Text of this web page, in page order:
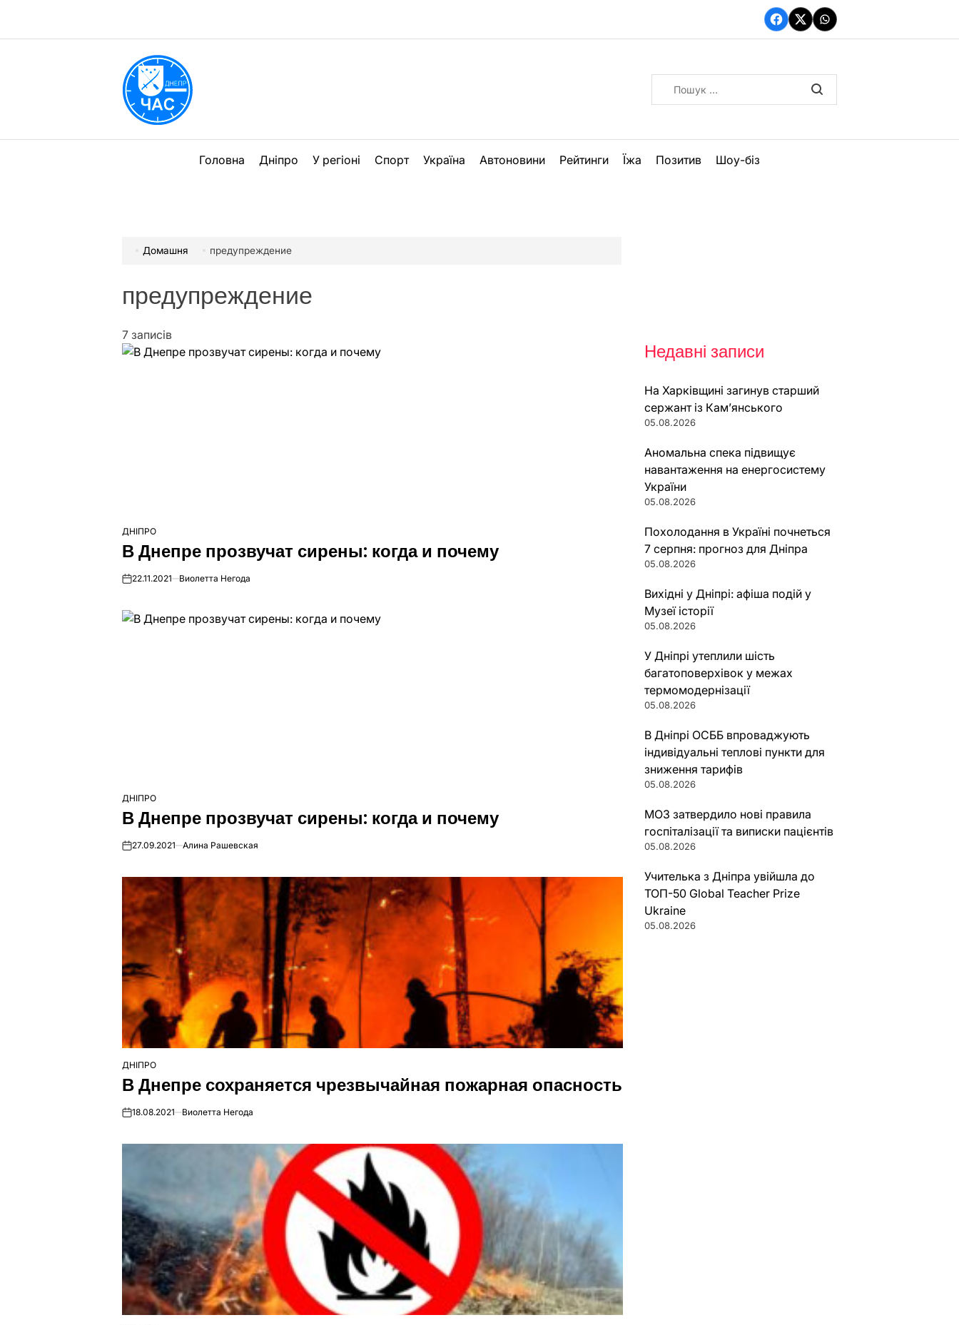
вмісту
Facebook
TwitterWhatsApp
Головна Дніпро У регіоні Спорт Україна Автоновини Рейтинги Їжа Позитив Шоу-біз
Домашня предупреждение
предупреждение
7 записів
ОПУБЛІКУВАТИ
У
ДНІПРО
В Днепре прозвучат сирены: когда и почему
on22.11.2021 Виолетта Негода
ОПУБЛІКУВАТИ
У
ДНІПРО
В Днепре прозвучат сирены: когда и почему
on27.09.2021 Алина Рашевская
ОПУБЛІКУВАТИ
У
ДНІПРО
В Днепре сохраняется чрезвычайная пожарная опасность
on18.08.2021 Виолетта Негода
Недавні записи
На Харківщині загинув старший
сержант із Кам’янського
05.08.2026
Аномальна спека підвищує
навантаження на енергосистему
України
05.08.2026
Похолодання в Україні почнеться
7 серпня: прогноз для Дніпра
05.08.2026
Вихідні у Дніпрі: афіша подій у
Музеї історії
05.08.2026
У Дніпрі утеплили шість
багатоповерхівок у межах
термомодернізації
05.08.2026
В Дніпрі ОСББ впроваджують
індивідуальні теплові пункти для
зниження тарифів
05.08.2026
МОЗ затвердило нові правила
госпіталізації та виписки пацієнтів
05.08.2026
Учителька з Дніпра увійшла до
ТОП-50 Global Teacher Prize
Ukraine
05.08.2026